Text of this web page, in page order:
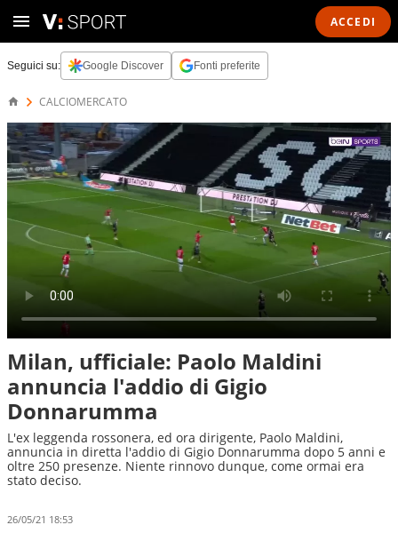
ACCEDI
Seguici su: Google Discover Fonti preferite
CALCIOMERCATO
Milan, ufficiale: Paolo Maldini
annuncia l'addio di Gigio
Donnarumma
L'ex leggenda rossonera, ed ora dirigente, Paolo Maldini,
annuncia in diretta l'addio di Gigio Donnarumma dopo 5 anni e
oltre 250 presenze. Niente rinnovo dunque, come ormai era
stato deciso.
26/05/21 18:53